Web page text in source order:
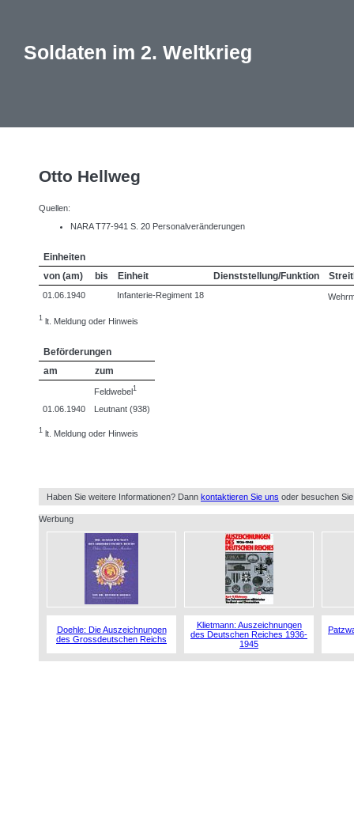
Soldaten im 2. Weltkrieg
Otto Hellweg
Quellen:
NARA T77-941 S. 20 Personalveränderungen
Einheiten
von (am)
bis Einheit Dienststellung/Funktion
01.06.1940 Infanterie-Regiment 18
1 lt. Meldung oder Hinweis
Beförderungen
am
zum
Feldwebel1
01.06.1940 Leutnant (938)
1 lt. Meldung oder Hinweis
Haben Sie weitere Informationen? Dann kontaktieren Sie uns oder besuchen
Werbung
Doehle: Die Auszeichnungen
des Grossdeutschen Reichs
Klietmann: Auszeichnungen
des Deutschen Reiches 1936-
1945